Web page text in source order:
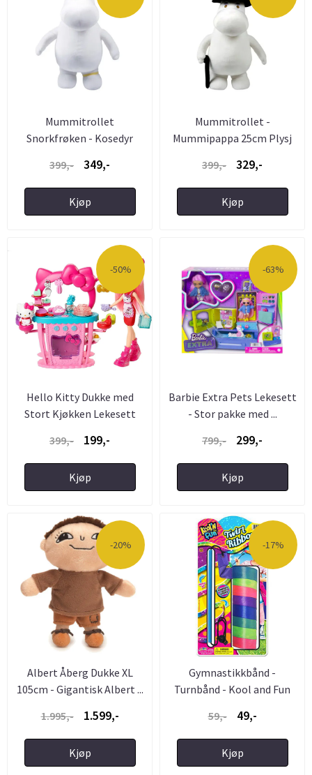
Mummitrollet
Snorkfrøken - Kosedyr
399,-
349,-
Kjøp
Mummitrollet -
Mummipappa 25cm Plysj
399,- 329,-
Kjøp
-50%
Hello Kitty Dukke med
Stort Kjøkken Lekesett
399,-
199,-
Kjøp
-63%
Barbie Extra Pets Lekesett
- Stor pakke med ...
799,-
299,-
Kjøp
-20%
Albert Åberg Dukke XL
105cm - Gigantisk Albert ...
1.995,-
1.599,-
Kjøp
-17%
Gymnastikkbånd -
Turnbånd - Kool and Fun
59,- 49,-
Kjøp